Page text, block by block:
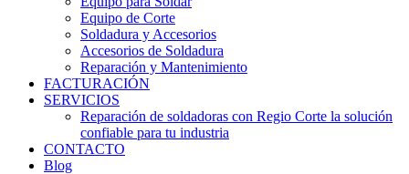
Equipo de Corte
Soldadura y Accesorios
Accesorios de Soldadura
Reparación y Mantenimiento
FACTURACIÓN
SERVICIOS
Reparación de soldadoras con Regio Corte la solución
confiable para tu industria
CONTACTO
Blog